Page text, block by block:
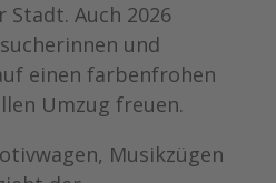
Auch 2026
und
einen farbenfrohen
Umzug freuen.
Musikzügen